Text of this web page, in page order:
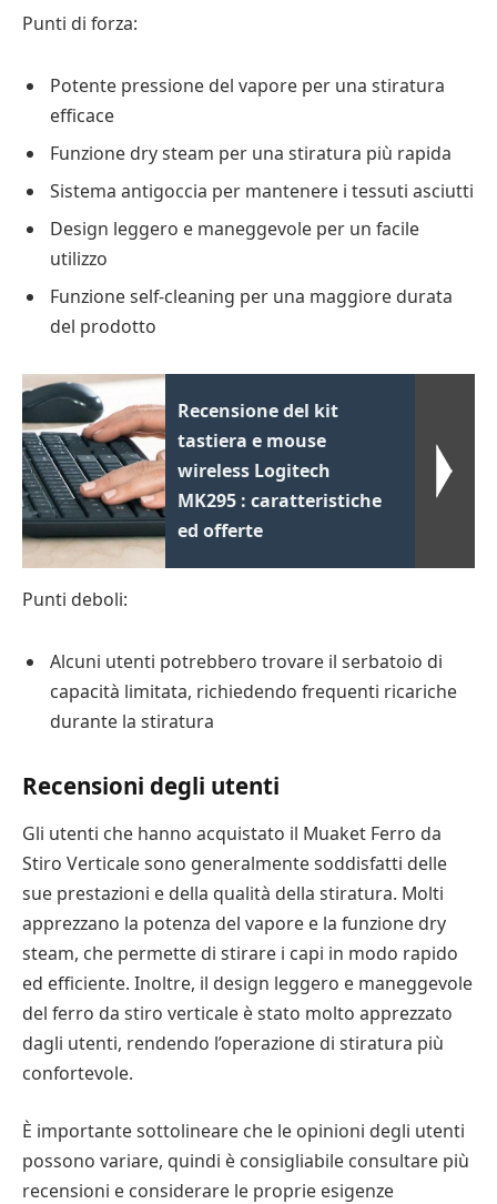
Punti di forza:
Potente pressione del vapore per una stiratura
efficace
Funzione dry steam per una stiratura più rapida
Sistema antigoccia per mantenere i tessuti asciutti
Design leggero e maneggevole per un facile
utilizzo
Funzione self-cleaning per una maggiore durata
del prodotto
Recensione del kit
tastiera e mouse
wireless Logitech
MK295 : caratteristiche
ed offerte
Punti deboli:
Alcuni utenti potrebbero trovare il serbatoio di
capacità limitata, richiedendo frequenti ricariche
durante la stiratura
Recensioni degli utenti
Gli utenti che hanno acquistato il Muaket Ferro da
Stiro Verticale sono generalmente soddisfatti delle
sue prestazioni e della qualità della stiratura. Molti
apprezzano la potenza del vapore e la funzione dry
steam, che permette di stirare i capi in modo rapido
ed efficiente. Inoltre, il design leggero e maneggevole
del ferro da stiro verticale è stato molto apprezzato
dagli utenti, rendendo l’operazione di stiratura più
confortevole.
È importante sottolineare che le opinioni degli utenti
possono variare, quindi è consigliabile consultare più
recensioni e considerare le proprie esigenze